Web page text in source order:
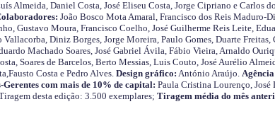
Almeida, Daniel Costa, José Eliseu Costa, Jorge Cipriano e Carlos
João Bosco Mota Amaral, Francisco dos Reis Maduro-
Gustavo Moura, Francisco Coelho, José Guilherme Reis Leite,
Diniz Borges, Jorge Moreira, Paulo Gomes, Duarte
Machado Soares, José Gabriel Ávila, Fábio Vieira, Arnaldo
Soares de Barcelos, Berto Messias, Luis Couto, José Aurélio
Costa e Pedro Alves.Design gráfico: António Araújo.
Gerentes com mais de 10% de capital: Paula Cristina Lourenço,
desta edição: 3.500 exemplares; Tiragem média do mês